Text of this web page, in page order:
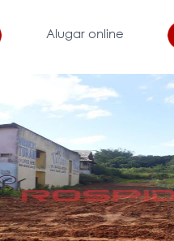
Alugar online